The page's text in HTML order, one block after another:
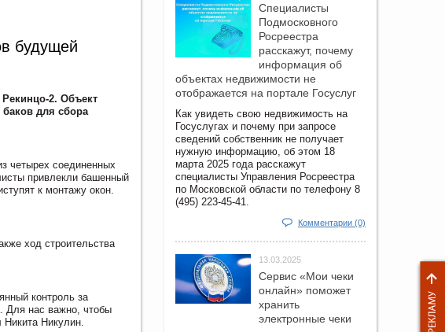
будущей
2. Объект
для сбора
четырех соединенных
привлекли башенный
к монтажу окон.
ход строительства
контроль за
Для нас важно, чтобы
Никулин.
Специалисты
Подмосковного
Росреестра
расскажут, почему
информация об
объектах недвижимости не
отображается на портале Госуслуг
Как увидеть свою недвижимость на
Госуслугах и почему при запросе
сведений собственник не получает
нужную информацию, об этом 18
марта 2025 года расскажут
специалисты Управления Росреестра
по Московской области по телефону 8
(495) 223-45-41.
Комментарии (0)
13.03.2025
Сервис «Мои чеки
онлайн» поможет
хранить
электронные чеки